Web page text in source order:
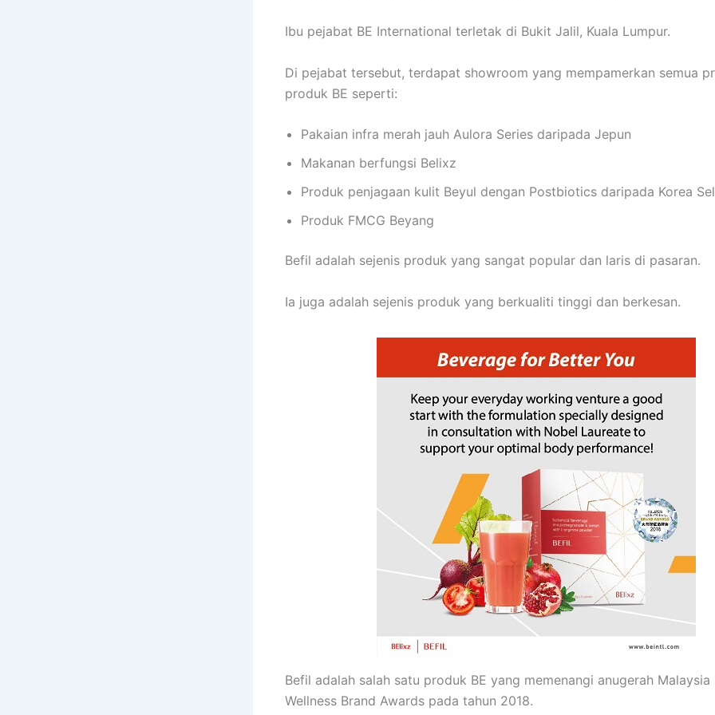
Ibu pejabat BE International terletak di Bukit Jalil, Kuala Lumpur.
Di pejabat tersebut, terdapat showroom yang mempamerkan semua
produk BE seperti:
Pakaian infra merah jauh Aulora Series daripada Jepun
Makanan berfungsi Belixz
Produk penjagaan kulit Beyul dengan Postbiotics daripada Korea
Produk FMCG Beyang
Befil adalah sejenis produk yang sangat popular dan laris di pasaran.
Ia juga adalah sejenis produk yang berkualiti tinggi dan berkesan.
Befil adalah salah satu produk BE yang memenangi anugerah Malaysia
Wellness Brand Awards pada tahun 2018.